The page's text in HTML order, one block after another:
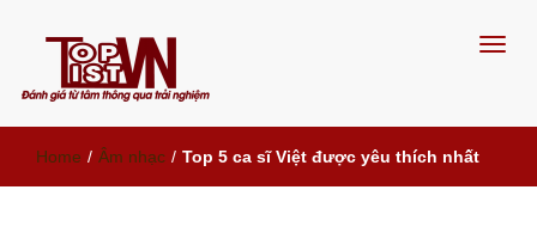
Đánh giá từ tâm, thông qua trải
nghiệm
Home / Âm nhạc / Top 5 ca sĩ Việt được yêu thích nhất